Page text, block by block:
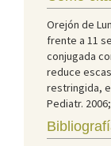
Orejón de
frente a 11
conjugada
reduce
restringida,
Pediatr.